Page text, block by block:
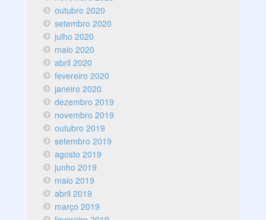
outubro 2020
setembro 2020
julho 2020
maio 2020
abril 2020
fevereiro 2020
janeiro 2020
dezembro 2019
novembro 2019
outubro 2019
setembro 2019
agosto 2019
junho 2019
maio 2019
abril 2019
março 2019